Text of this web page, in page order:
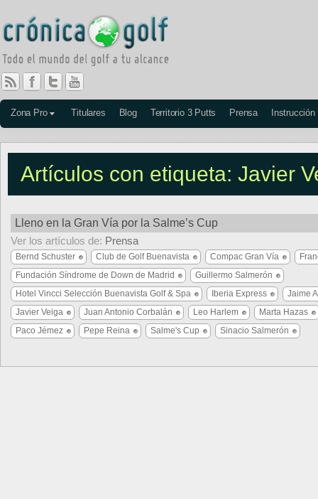
Zona Pro Titulares Blog Territorio 3 Putts Prensa Instrucción
Artículos con etiqueta: Javier
Lleno en la Gran Vía por la Salme’s Cup
Ver los artículos de: Prensa
Bernd Schuster Club de Golf Buenavista Compac Gran Vía
Fundación Síndrome de Down de Madrid
Guillermo Salmerón
Hotel Vincci Selección Buenavista Golf & Spa
Iberia Express
Jaime
Javier Veiga
Juan Antonio Corbalán Leo Harlem
Marta Hazas
Paco Jémez
Pepe Reina Salme's Cup Sinacio Salmerón